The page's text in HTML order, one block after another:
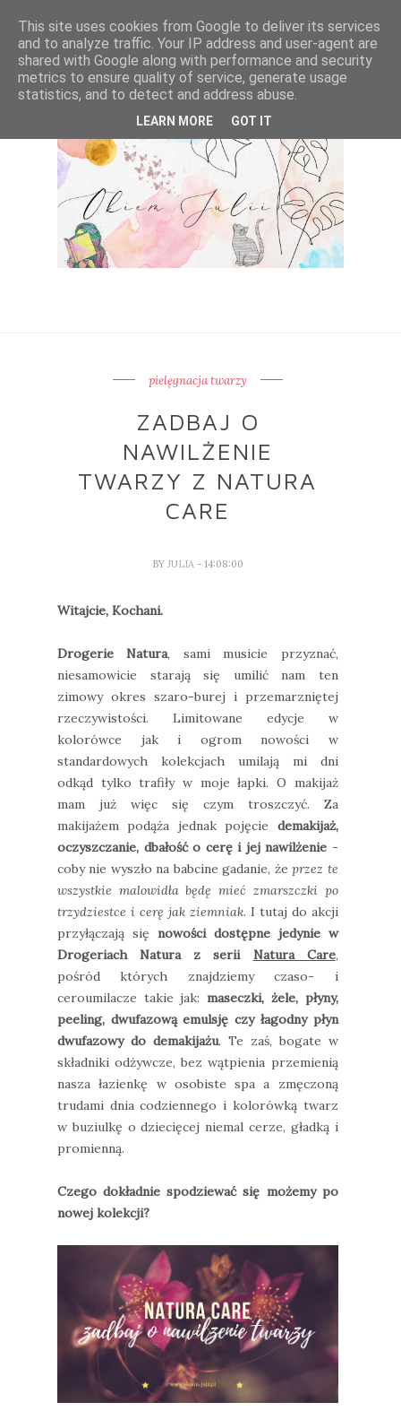
pielęgnacja twarzy
ZADBAJ O
NAWILŻENIE
TWARZY Z NATURA
CARE
BY JULIA - 14:08:00
Witajcie, Kochani.
Drogerie Natura, sami musicie przyznać,
niesamowicie starają się umilić nam ten
zimowy okres szaro-burej i przemarzniętej
rzeczywistości. Limitowane edycje w
kolorówce jak i ogrom nowości w
standardowych kolekcjach umilają mi dni
odkąd tylko trafiły w moje łapki. O makijaż
mam już więc się czym troszczyć. Za
makijażem podąża jednak pojęcie demakijaż,
oczyszczanie, dbałość o cerę i jej nawilżenie -
coby nie wyszło na babcine gadanie, żeprzez te
wszystkie malowidła będę mieć zmarszczki po
trzydziestce i cerę jak ziemniak. I tutaj do akcji
przyłączają się nowości dostępne jedynie w
Drogeriach Natura z serii
Natura Care,
pośród których znajdziemy czaso- i
ceroumilacze takie jak: maseczki, żele, płyny,
peeling, dwufazową emulsję czy łagodny płyn
dwufazowy do demakijażu. Te zaś, bogate w
składniki odżywcze, bez wątpienia przemienią
nasza łazienkę w osobiste spa a zmęczoną
trudami dnia codziennego i kolorówką twarz
w buziulkę o dziecięcej niemal cerze, gładką i
promienną.
Czego dokładnie spodziewać się możemy po
nowej kolekcji?
This site uses cookies from Google to deliver its services
and to analyze traffic. Your IP address and user-agent are
shared with Google along with performance and security
metrics to ensure quality of service, generate usage
statistics, and to detect and address abuse.
LEARN MORE GOT IT